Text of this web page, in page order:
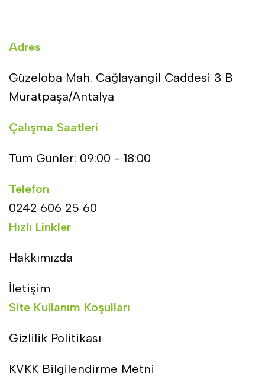
Adres
Güzeloba Mah. Cağlayangil Caddesi 3 B
Muratpaşa/Antalya
Çalışma Saatleri
Tüm Günler: 09:00 - 18:00
Telefon
0242 606 25 60
Hızlı Linkler
Hakkımızda
İletişim
Site Kullanım Koşulları
Gizlilik Politikası
KVKK Bilgilendirme Metni